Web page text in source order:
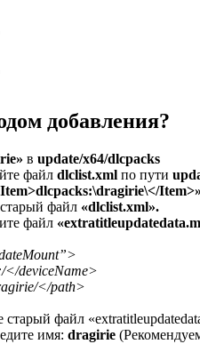
добавления?
в update/x64/dlcpacks
файл dlclist.xml по пути
Item>»
файл «dlclist.xml».
файл
</deviceName>
</path>
старый файл
имя: dragirie